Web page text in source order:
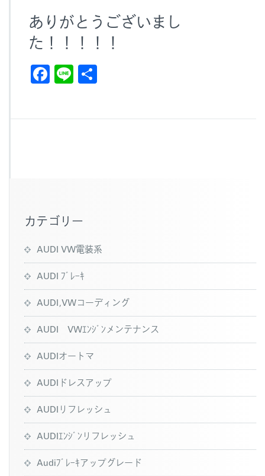
ありがとうございまし
た！！！！！
F
c
Li
e
カテゴリー
AUDI VW電装系
AUDI ﾌﾞﾚｰｷ
AUDI,VWコーディング
AUDI VWｴﾝｼﾞﾝメンテナンス
AUDIオートマ
AUDIドレスアップ
AUDIリフレッシュ
AUDIｴﾝｼﾞﾝリフレッシュ
Audiﾌﾞﾚｰｷアップグレード